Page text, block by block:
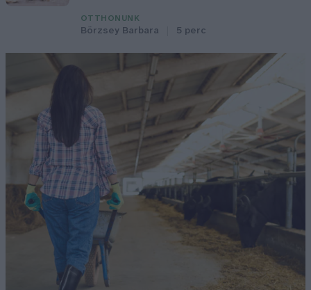
OTTHONUNK
Börzsey Barbara 5 perc